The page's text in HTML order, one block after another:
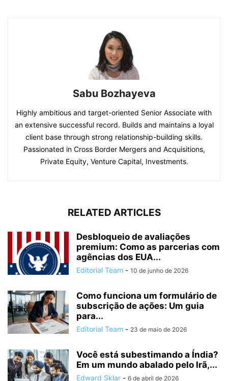
Sabu Bozhayeva
Highly ambitious and target-oriented Senior Associate with
an extensive successful record. Builds and maintains a loyal
client base through strong relationship-building skills.
Passionated in Cross Border Mergers and Acquisitions,
Private Equity, Venture Capital, Investments.
RELATED ARTICLES
Desbloqueio de avaliações
premium: Como as parcerias com
agências dos EUA...
Editorial Team - 10 de junho de 2026
Como funciona um formulário de
subscrição de ações: Um guia
para...
Editorial Team - 23 de maio de 2026
Você está subestimando a Índia?
Em um mundo abalado pelo Irã,...
Edward Sklar - 6 de abril de 2026